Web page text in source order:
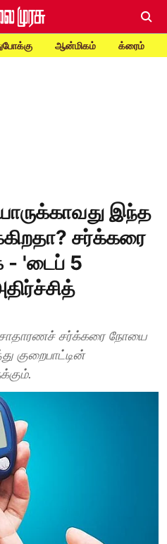
ஆன்மிகம் க்ரைம்
இந்த
சர்க்கரை
- 'டைப் 5
சாதாரணச் சர்க்கரை நோயை
குறைபாட்டின்